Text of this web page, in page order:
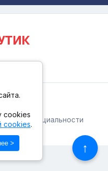
↑
БУТИК.
конфиденциальности
cookies
cookies.
>